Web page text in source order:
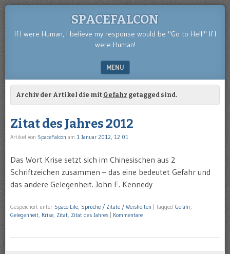
SPACEFALCON
If I were Human, I believe my response would be "Go to Hell!" If I
were Human!
MENU
SKIP TO CONTENT
Archiv der Artikel die mit Gefahr getagged sind.
Zitat des Jahres 2012
Artikel von SpaceFalcon am 1 Januar 2012, 12:01
Das Wort Krise setzt sich im Chinesischen aus 2
Schriftzeichen zusammen – das eine bedeutet Gefahr und
das andere Gelegenheit. John F. Kennedy
Gespeichert unter Space-Life, Sprüche / Zitate / Weisheiten Tagged Gefahr,
Gelegenheit, Krise, Zitat, Zitat des Jahres Kommentare